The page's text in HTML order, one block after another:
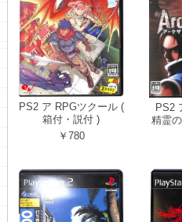
PS2 ア RPGツクール (
箱付・説付 )
￥780
PS2
精霊